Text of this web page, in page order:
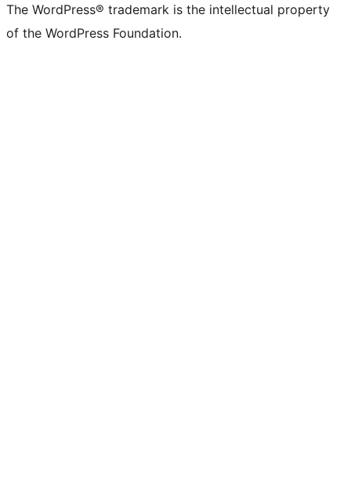
The WordPress® trademark is the intellectual property
of the WordPress Foundation.